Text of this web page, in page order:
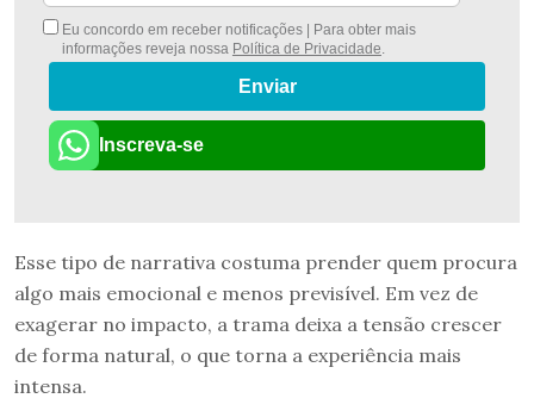
Eu concordo em receber notificações | Para obter mais
informações reveja nossa Política de Privacidade
Enviar
Inscreva-se
Esse tipo de narrativa costuma prender quem procura
algo mais emocional e menos previsível. Em vez de
exagerar no impacto, a trama deixa a tensão crescer
de forma natural, o que torna a experiência mais
intensa.